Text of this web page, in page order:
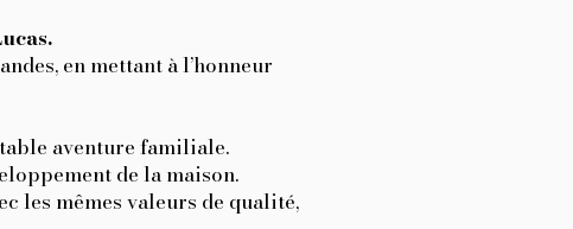
en mettant à l’honneur
aventure familiale.
de la maison.
les mêmes valeurs de qualité,